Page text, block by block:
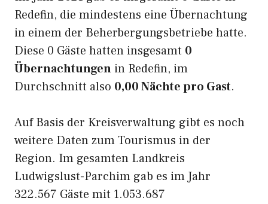
Redefin, die mindestens eine Übernachtung
in einem der Beherbergungsbetriebe hatte.
Diese 0 Gäste hatten insgesamt 0
Übernachtungen in Redefin, im
Durchschnitt also 0,00 Nächte pro Gast.
Auf Basis der Kreisverwaltung gibt es noch
weitere Daten zum Tourismus in der
Region. Im gesamten Landkreis
Ludwigslust-Parchim gab es im Jahr
322.567 Gäste mit 1.053.687